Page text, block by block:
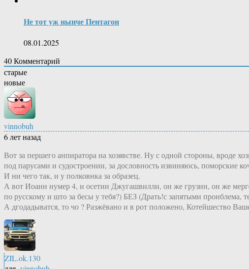
Не тот уж нынче Пентагон
08.01.2025
40Комментарий
старые
новые
vinnobuh
6 лет назад
Вот за першего анпиратора на хозявстве. Ну с одной стороны, вроде
под парусами и судостроении, за дословность извиняюсь, поморские
И ни чего так, и у полковнка за образец.
А вот Иоанн нумер 4, и осетин Джугашвилли, он же грузин, он же
по русскому и што за бесы у тебя?) БЕЗ (Драть!с запятыми пронблема,
А дгодадыватся, то чо ? Разжёвано и в рот положено, Котейшество
ZIL.ok.130